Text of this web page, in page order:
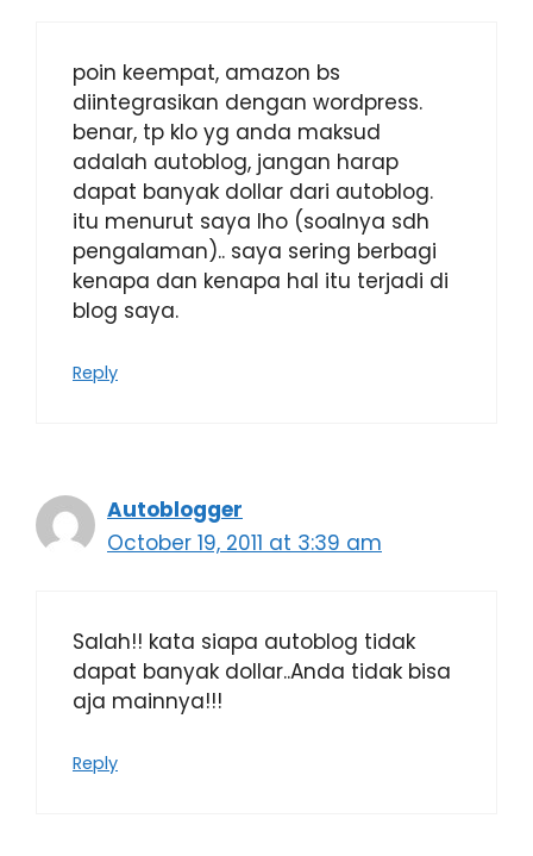
poin keempat, amazon bs
diintegrasikan dengan wordpress.
benar, tp klo yg anda maksud
adalah autoblog, jangan harap
dapat banyak dollar dari autoblog.
itu menurut saya lho (soalnya sdh
pengalaman).. saya sering berbagi
kenapa dan kenapa hal itu terjadi di
blog saya.
Reply
Autoblogger
October 19, 2011 at 3:39 am
Salah!! kata siapa autoblog tidak
dapat banyak dollar..Anda tidak bisa
aja mainnya!!!
Reply